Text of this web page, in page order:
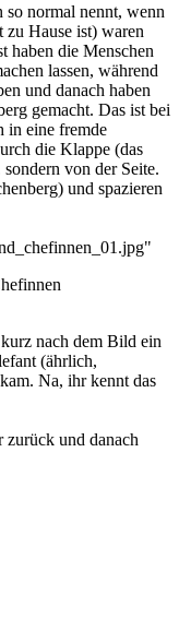
so normal nennt, wenn
Hause ist) waren
haben die Menschen
lassen, während
und danach haben
gemacht. Das ist bei
in eine fremde
die Klappe (das
von der Seite.
und spazieren
nach dem Bild ein
(ährlich,
Na, ihr kennt das
und danach